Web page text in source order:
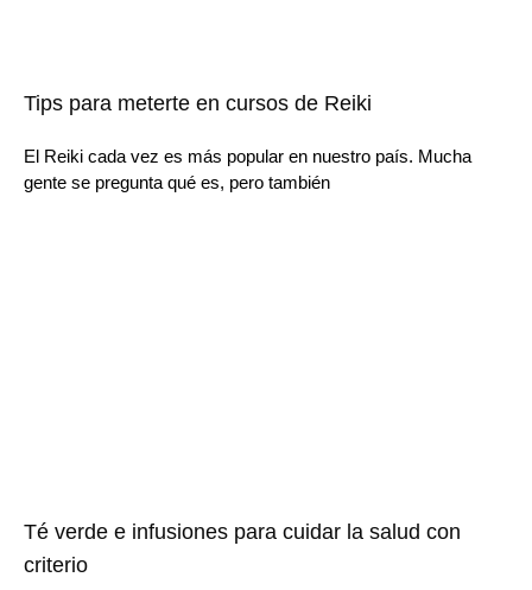
Tips para meterte en cursos de Reiki
El Reiki cada vez es más popular en nuestro país. Mucha
gente se pregunta qué es, pero también
Té verde e infusiones para cuidar la salud con
criterio